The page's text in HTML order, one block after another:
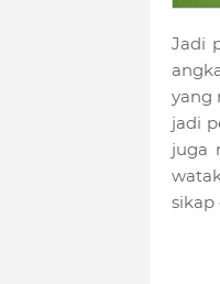
Jadi
yang
jadi
juga
sikap